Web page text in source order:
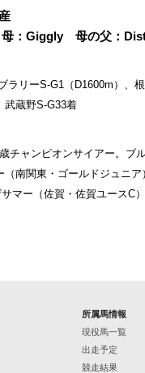
：Giggly 母の父：
ラリーS-G1（D1600m）、
武蔵野S-G33着
チャンピオンサイアー。ブ
（南関東・ゴールドジュニ
マー（佐賀・佐賀ユースC
所属馬情報
現役馬一覧
出走予定
競走結果